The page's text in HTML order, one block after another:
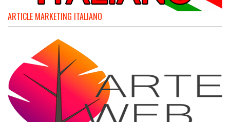
ARTICLE MARKETING ITALIANO